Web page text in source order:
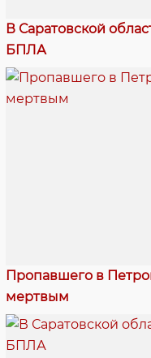
В Саратовской
БПЛА
Пропавшего в
мертвым